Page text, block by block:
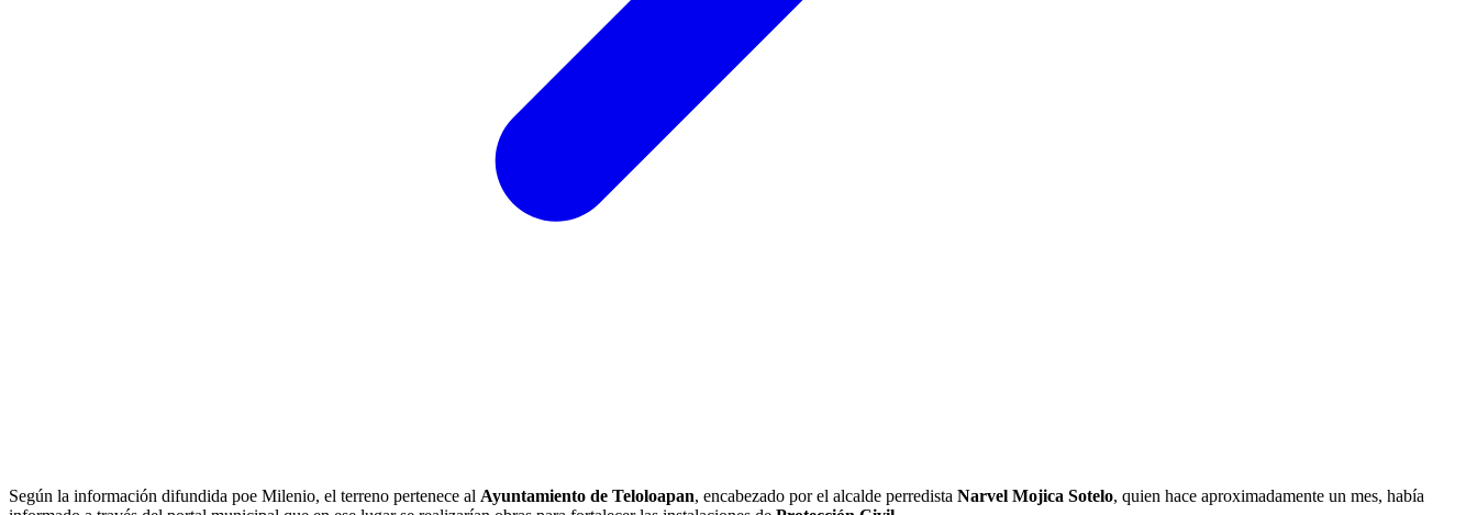
Según la información difundida poe Milenio, el terreno pertenece al Ayuntamiento de Teloloapan, encabezado por el alcalde perredista Narvel Mojica Sotelo, quien hace aproximadamente un mes, había